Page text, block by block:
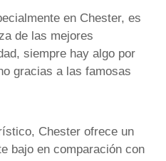
en Chester, es
de las mejores
siempre hay algo por
gracias a las famosas
Chester ofrece un
bajo en comparación con